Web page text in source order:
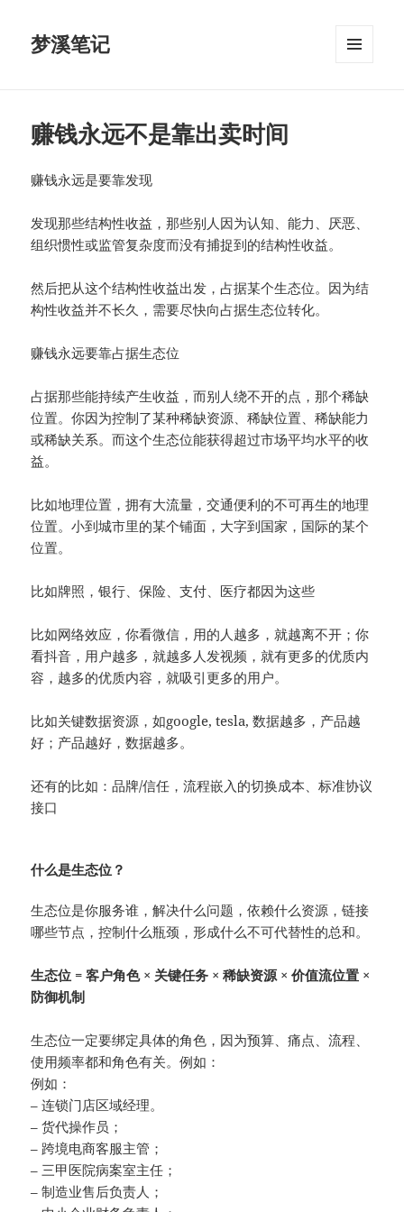
梦溪笔记
赚钱永远不是靠出卖时间
赚钱永远是要靠发现
发现那些结构性收益，那些别人因为认知、能力、厌恶、
组织惯性或监管复杂度而没有捕捉到的结构性收益。
然后把从这个结构性收益出发，占据某个生态位。因为结
构性收益并不长久，需要尽快向占据生态位转化。
赚钱永远要靠占据生态位
占据那些能持续产生收益，而别人绕不开的点，那个稀缺
位置。你因为控制了某种稀缺资源、稀缺位置、稀缺能力
或稀缺关系。而这个生态位能获得超过市场平均水平的收
益。
比如地理位置，拥有大流量，交通便利的不可再生的地理
位置。小到城市里的某个铺面，大字到国家，国际的某个
位置。
比如牌照，银行、保险、支付、医疗都因为这些
比如网络效应，你看微信，用的人越多，就越离不开；你
看抖音，用户越多，就越多人发视频，就有更多的优质内
容，越多的优质内容，就吸引更多的用户。
比如关键数据资源，如google, tesla, 数据越多，产品越
好；产品越好，数据越多。
还有的比如：品牌/信任，流程嵌入的切换成本、标准协议
接口
什么是生态位？
生态位是你服务谁，解决什么问题，依赖什么资源，链接
哪些节点，控制什么瓶颈，形成什么不可代替性的总和。
生态位 = 客户角色 × 关键任务 × 稀缺资源 × 价值流位置 ×
防御机制
生态位一定要绑定具体的角色，因为预算、痛点、流程、
使用频率都和角色有关。例如：
例如：
– 连锁门店区域经理。
– 货代操作员；
– 跨境电商客服主管；
– 三甲医院病案室主任；
– 制造业售后负责人；